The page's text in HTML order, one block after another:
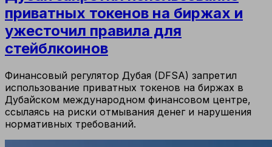
приватных токенов на биржах и
ужесточил правила для
стейблкоинов
Финансовый регулятор Дубая (DFSA) запретил
использование приватных токенов на биржах в
Дубайском международном финансовом центре,
ссылаясь на риски отмывания денег и нарушения
нормативных требований.